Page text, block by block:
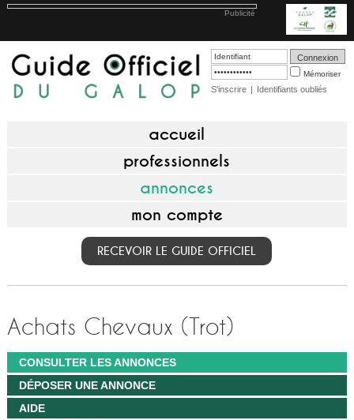
Publicité
Mémoriser
S'inscrire | Identifiants oubliés
accueil
professionnels
annonces
mon compte
RECEVOIR LE GUIDE OFFICIEL
Achats Chevaux (Trot)
CONSULTER LES ANNONCES
DÉPOSER UNE ANNONCE
AIDE